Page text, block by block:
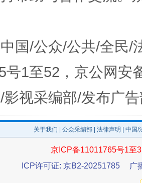
力责任有效落实 一纸欠
中国/公众/公共/全民/
号1至52，京公网安
视采编部/发布广
关于我们 公众采编部 法律声明 | 中国
京ICP备11011765号1至
ICP许可证: 京B2-20251785
广